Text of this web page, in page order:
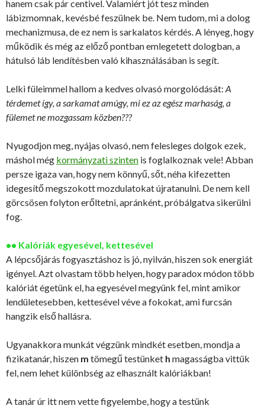
hanem csak pár centivel. Valamiért jót tesz minden
lábizmomnak, kevésbé feszülnek be. Nem tudom, mi a dolog
mechanizmusa, de ez nem is sarkalatos kérdés. A lényeg, hogy
működik és még az előző pontban emlegetett dologban, a
hátulsó láb lendítésben való kihasználásában is segít.
Lelki füleimmel hallom a kedves olvasó morgolódását: A
térdemet így, a sarkamat amúgy, mi ez az egész marhaság, a
fülemet ne mozgassam közben???
Nyugodjon meg, nyájas olvasó, nem felesleges dolgok ezek,
máshol még kormányzati szinten is foglalkoznak vele! Abban
persze igaza van, hogy nem könnyű, sőt, néha kifezetten
idegesítő megszokott mozdulatokat újratanulni. De nem kell
görcsösen folyton erőltetni, apránként, próbálgatva sikerülni
fog.
•• Kalóriák egyesével, kettesével
A lépcsőjárás fogyasztáshoz is jó, nyilván, hiszen sok energiát
igényel. Azt olvastam több helyen, hogy paradox módon több
kalóriát égetünk el, ha egyesével megyünk fel, mint amikor
lendületesebben, kettesével véve a fokokat, ami furcsán
hangzik első hallásra.
Ugyanakkora munkát végzünk mindkét esetben, mondja a
fizikatanár, hiszen m tömegű testünket h magasságba vittük
fel, nem lehet különbség az elhasznált kalóriákban!
A tanár úr itt nem vette figyelembe, hogy a testünk